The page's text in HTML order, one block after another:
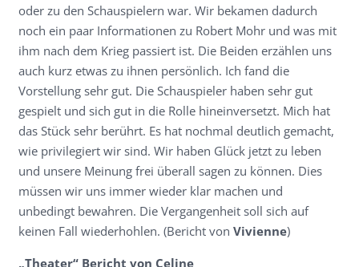
oder zu den Schauspielern war. Wir bekamen dadurch
noch ein paar Informationen zu Robert Mohr und was mit
ihm nach dem Krieg passiert ist. Die Beiden erzählen uns
auch kurz etwas zu ihnen persönlich. Ich fand die
Vorstellung sehr gut. Die Schauspieler haben sehr gut
gespielt und sich gut in die Rolle hineinversetzt. Mich hat
das Stück sehr berührt. Es hat nochmal deutlich gemacht,
wie privilegiert wir sind. Wir haben Glück jetzt zu leben
und unsere Meinung frei überall sagen zu können. Dies
müssen wir uns immer wieder klar machen und
unbedingt bewahren. Die Vergangenheit soll sich auf
keinen Fall wiederhohlen. (Bericht von Vivienne)
„Theater“ Bericht von Celine